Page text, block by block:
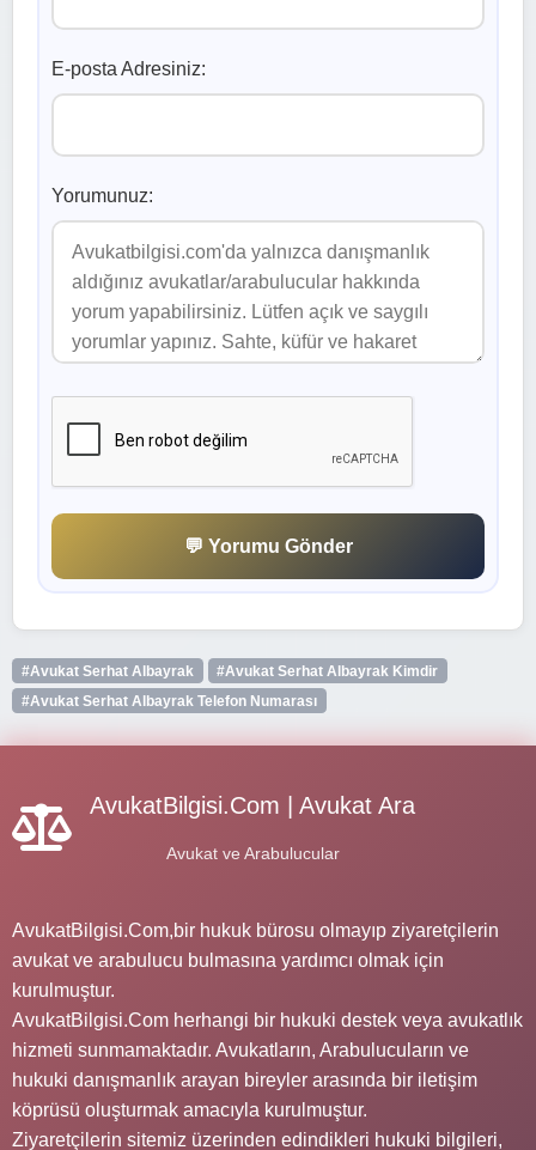
E-posta Adresiniz:
Yorumunuz:
💬 Yorumu Gönder
#Avukat Serhat Albayrak
#Avukat Serhat Albayrak Kimdir
#Avukat Serhat Albayrak Telefon Numarası
AvukatBilgisi.Com | Avukat Ara
Avukat ve Arabulucular
AvukatBilgisi.Com,bir hukuk bürosu olmayıp ziyaretçilerin
avukat ve arabulucu bulmasına yardımcı olmak için
kurulmuştur.
AvukatBilgisi.Com herhangi bir hukuki destek veya avukatlık
hizmeti sunmamaktadır. Avukatların, Arabulucuların ve
hukuki danışmanlık arayan bireyler arasında bir iletişim
köprüsü oluşturmak amacıyla kurulmuştur.
Ziyaretçilerin sitemiz üzerinden edindikleri hukuki bilgileri,